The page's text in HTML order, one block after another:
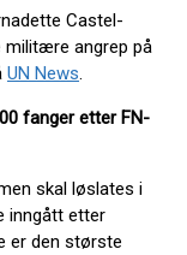
Castel-
militære angrep på
UN News.
fanger etter FN-
skal løslates i
inngått etter
er den største